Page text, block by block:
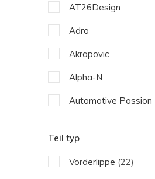
AT26Design
Adro
Akrapovic
Alpha-N
Automotive Passion
Fabspeed Motorsport
IMP-Performance
Teil typ
Vorderlippe (22)